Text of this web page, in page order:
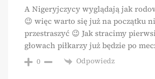
A Nigeryjczycy wyglądają jak
😉 więc warto się już na początku
przestraszyć 😉 Jak stracimy
głowach piłkarzy już będzie po
0 Odpowiedz